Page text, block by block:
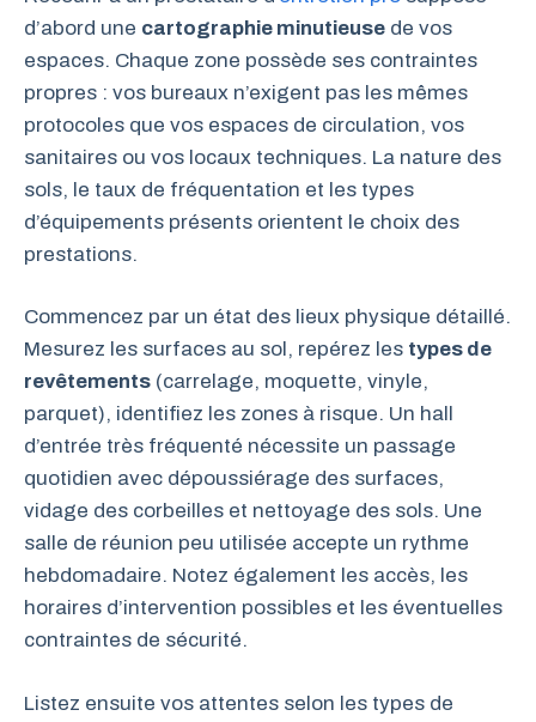
d’abord une cartographie minutieuse de vos
espaces. Chaque zone possède ses contraintes
propres : vos bureaux n’exigent pas les mêmes
protocoles que vos espaces de circulation, vos
sanitaires ou vos locaux techniques. La nature des
sols, le taux de fréquentation et les types
d’équipements présents orientent le choix des
prestations.
Commencez par un état des lieux physique détaillé.
Mesurez les surfaces au sol, repérez les types de
revêtements (carrelage, moquette, vinyle,
parquet), identifiez les zones à risque. Un hall
d’entrée très fréquenté nécessite un passage
quotidien avec dépoussiérage des surfaces,
vidage des corbeilles et nettoyage des sols. Une
salle de réunion peu utilisée accepte un rythme
hebdomadaire. Notez également les accès, les
horaires d’intervention possibles et les éventuelles
contraintes de sécurité.
Listez ensuite vos attentes selon les types de